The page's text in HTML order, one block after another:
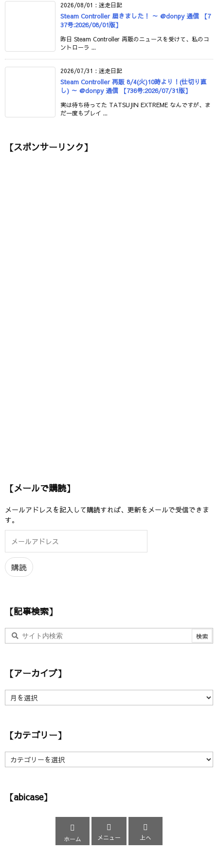
2026/08/01 : 迷走日記
Steam Controller 届きました！ ～ @donpy 通信 【7
37号:2026/08/01版】
昨日 Steam Controller 再販のニュースを受けて、私のコ
ントローラ ...
2026/07/31 : 迷走日記
Steam Controller 再販 8/4(火)10時より！(仕切り直
し) ～ @donpy 通信 【736号:2026/07/31版】
実は待ち待ってた TATSUJIN EXTREME なんですが、ま
だ一度もプレイ ...
【スポンサーリンク】
【メールで購読】
メールアドレスを記入して購読すれば、更新をメールで受信できま
す。
ル
ア
ド
購読
【記事検索】
【アーカイブ】
ア
イ【カテゴリー】
【
カ
リ【abicase】

ホーム

メニュー

上へ